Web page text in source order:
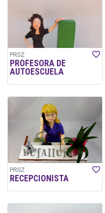
PRSZ
PROFESORA DE
AUTOESCUELA
PRSZ
RECEPCIONISTA